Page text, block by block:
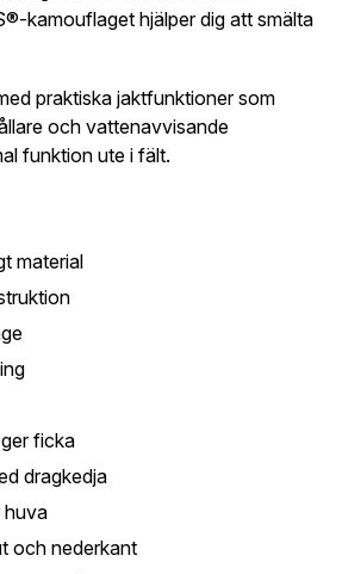
kamouflaget hjälper dig att smälta
praktiska jaktfunktioner som
och vattenavvisande
funktion ute i fält.
material
ficka
dragkedja
huva
och nederkant
handla enklare
du snabbare utcheckning,
beställningar och sparade
eller ett företag? Kontakta
dig att skapa ett konto.
ditt användarnamn)
.